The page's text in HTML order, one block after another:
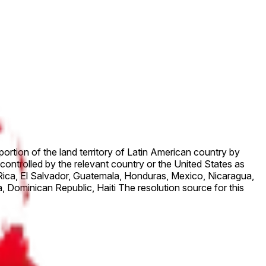
of the land territory of Latin American country by
The resolution source for this